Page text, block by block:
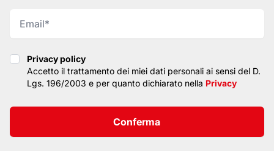
Privacy policy
Privacy policy
Accetto il trattamento dei miei dati personali ai sensi del D.
Lgs. 196/2003 e per quanto dichiarato nella Privacy
Conferma